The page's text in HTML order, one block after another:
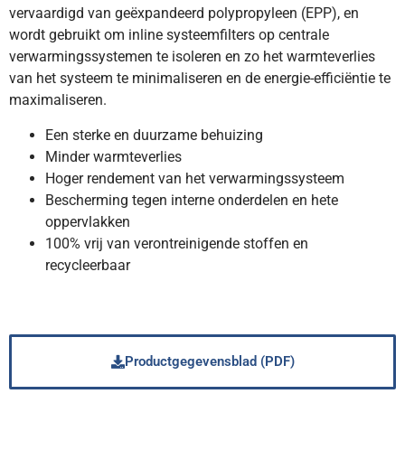
vervaardigd van geëxpandeerd polypropyleen (EPP), en
wordt gebruikt om inline systeemfilters op centrale
verwarmingssystemen te isoleren en zo het warmteverlies
van het systeem te minimaliseren en de energie-efficiëntie te
maximaliseren.
Een sterke en duurzame behuizing
Minder warmteverlies
Hoger rendement van het verwarmingssysteem
Bescherming tegen interne onderdelen en hete
oppervlakken
100% vrij van verontreinigende stoffen en
recycleerbaar
Productgegevensblad (PDF)